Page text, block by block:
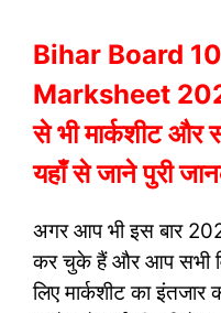
Bihar Board
Marksheet
से भी मार्कशीट और
यहाँ से जाने पुरी
अगर आप भी इस बार
कर चुके हैं और आप सभी
लिए मार्कशीट का